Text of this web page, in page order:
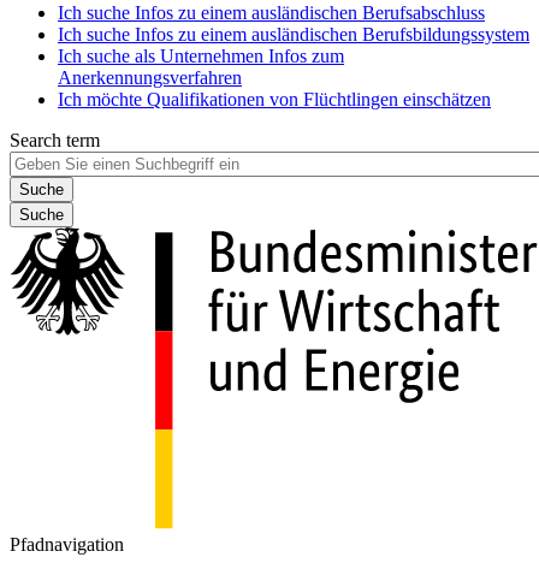
Ich suche Infos zu einem ausländischen Berufsabschluss
Ich suche Infos zu einem ausländischen Berufsbildungssystem
Ich suche als Unternehmen Infos zum
Anerkennungsverfahren
Ich möchte Qualifikationen von Flüchtlingen einschätzen
Search term
Suche
Pfadnavigation